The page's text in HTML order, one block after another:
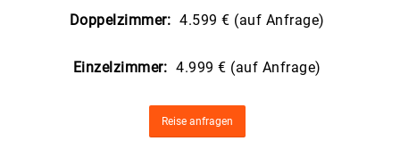
Doppelzimmer: 4.599 € (auf Anfrage)
Einzelzimmer: 4.999 € (auf Anfrage)
Reise anfragen